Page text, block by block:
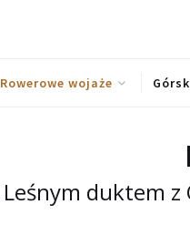
Rowerowe wojaże
Leśnym duktem z